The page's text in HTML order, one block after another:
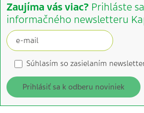
Zaujíma vás viac? Prihláste
informačného newsletteru
Súhlasím so zasielaním
Prihlásiť sa k odberu noviniek